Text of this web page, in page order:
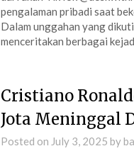
pengalaman pribadi saat
Dalam unggahan yang
menceritakan berbagai
Cristiano
Jota Meninggal
Posted on July 3, 2025 by